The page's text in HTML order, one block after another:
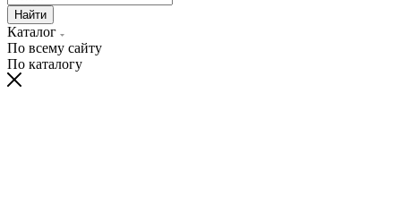
Найти
Каталог
По всему сайту
По каталогу